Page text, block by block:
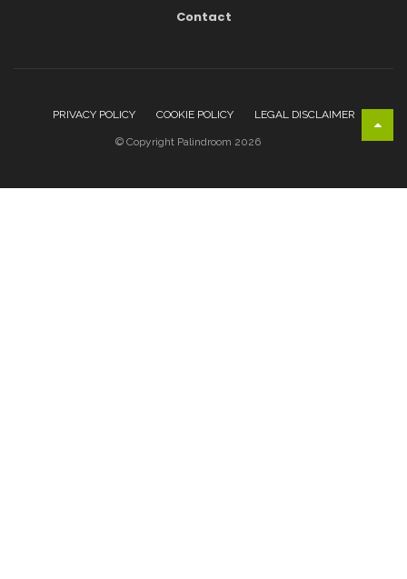
Contact
PRIVACY POLICY COOKIE POLICY LEGAL DISCLAIMER
© Copyright Palindroom 2026